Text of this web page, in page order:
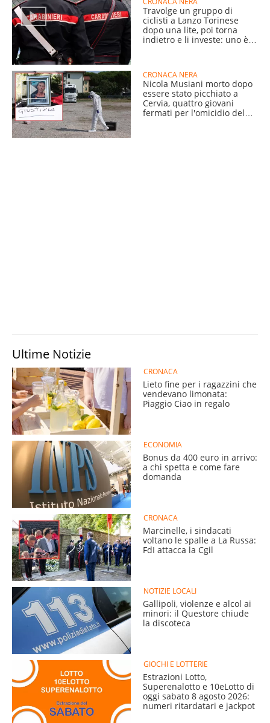
Travolge un gruppo di
ciclisti a Lanzo Torinese
dopo una lite, poi torna
indietro e li investe: uno è
CRONACA NERA
Nicola Musiani morto dopo
essere stato picchiato a
Cervia, quattro giovani
fermati per l'omicidio del
Ultime Notizie
CRONACA
Lieto fine per i ragazzini che
vendevano limonata:
Piaggio Ciao in regalo
ECONOMIA
Bonus da 400 euro in arrivo:
a chi spetta e come fare
domanda
CRONACA
Marcinelle, i sindacati
voltano le spalle a La Russa:
FdI attacca la Cgil
NOTIZIE LOCALI
Gallipoli, violenze e alcol ai
minori: il Questore chiude
la discoteca
GIOCHI E LOTTERIE
Estrazioni Lotto,
Superenalotto e 10eLotto di
oggi sabato 8 agosto 2026:
numeri ritardatari e jackpot